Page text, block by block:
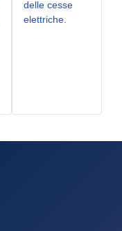
delle cesse
elettriche.